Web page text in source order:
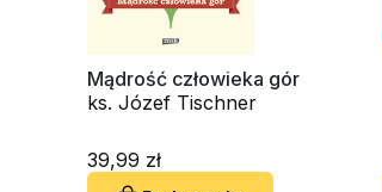
Mądrość człowieka gór
ks. Józef Tischner
39,99 zł